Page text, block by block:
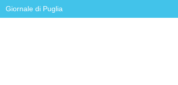
Giornale di Puglia